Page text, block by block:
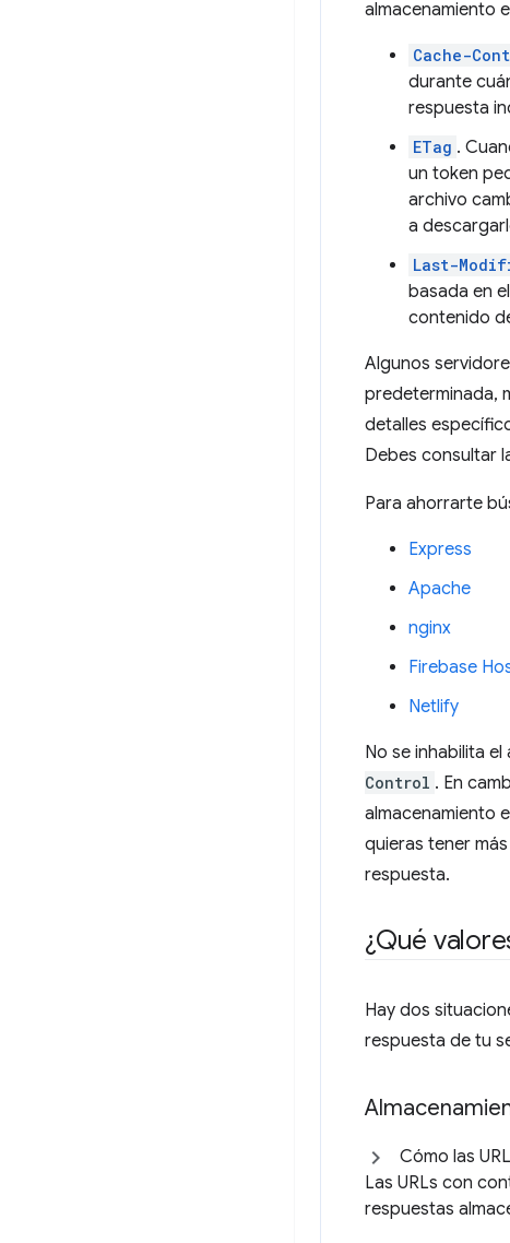
almacenamiento
Cache-
durante
respuesta
ETag .
un token
archivo
a
Last-
basada en
contenido
Algunos
predeterminada,
detalles
Debes consultar
Para ahorrarte
Express
Apache
nginx
Firebase
Netlify
No se inhabilita
Control . En
almacenamiento
quieras tener
respuesta.
¿Qué
Hay dos
respuesta de tu
Cómo las
Las URLs con
respuestas